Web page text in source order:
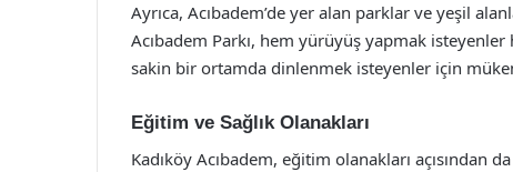
Ayrıca, Acıbadem’de yer alan parklar ve yeşil
Acıbadem Parkı, hem yürüyüş yapmak
sakin bir ortamda dinlenmek isteyenler için
Eğitim ve Sağlık Olanakları
Kadıköy Acıbadem, eğitim olanakları